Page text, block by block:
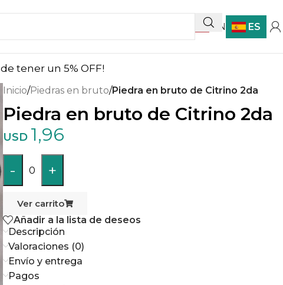
EN ES
de tener un 5% OFF!
Inicio/Piedras en bruto/Piedra en bruto de Citrino 2da
Piedra en bruto de Citrino 2da
USD 1,96
- 0 +
Ver carrito
Añadir a la lista de deseos
Descripción
Valoraciones (0)
Envío y entrega
Pagos